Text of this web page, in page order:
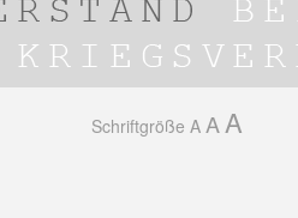
Schriftgröße A A A